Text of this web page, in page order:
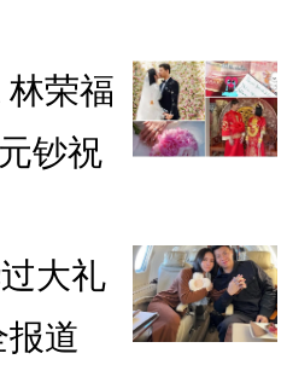
林荣福
钞祝
大礼
道